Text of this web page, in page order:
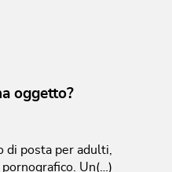
oggetto?
di posta per adulti,
Un(…)